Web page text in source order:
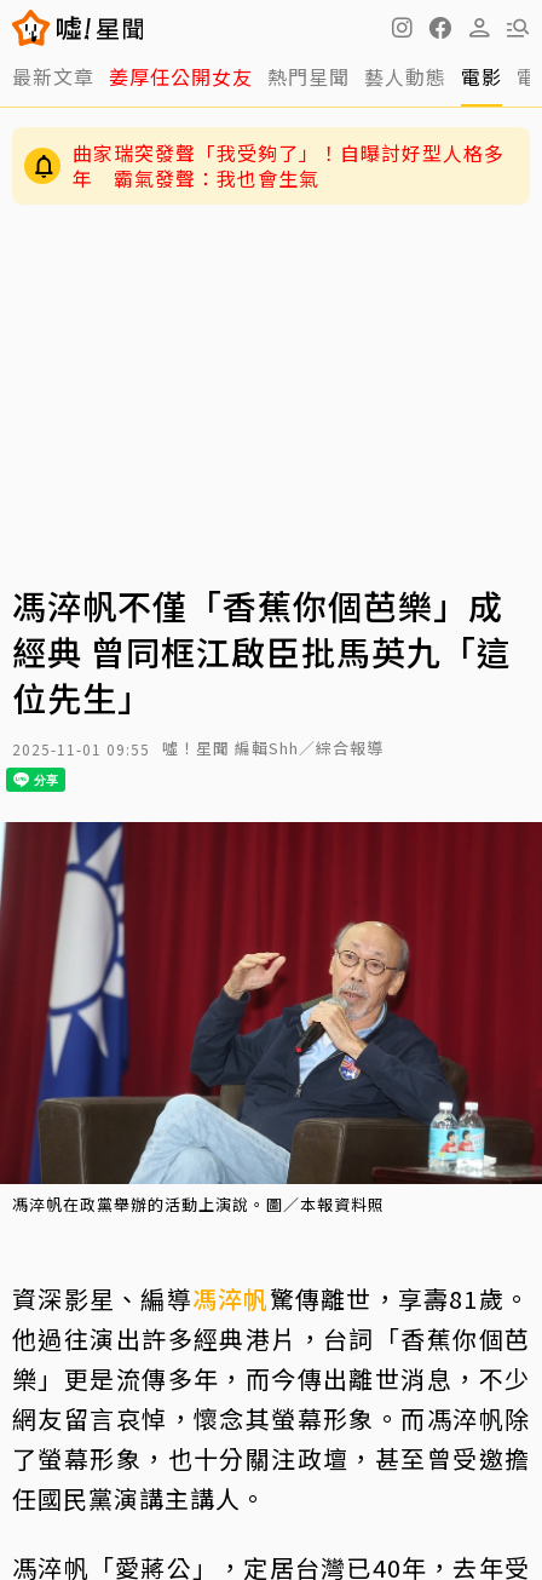
最新文章 姜厚任公開女友 熱門星聞 藝人動態 電影
曲家瑞突發聲「我受夠了」！自曝討好型人格多
年 霸氣發聲：我也會生氣
馮淬帆不僅「香蕉你個芭樂」成
經典 曾同框江啟臣批馬英九「這
位先生」
2025-11-01 09:55 噓！星聞 編輯Shh／綜合報導
馮淬帆在政黨舉辦的活動上演說。圖／本報資料照
資深影星、編導馮淬帆驚傳離世，享壽81歲。
他過往演出許多經典港片，台詞「香蕉你個芭
樂」更是流傳多年，而今傳出離世消息，不少
網友留言哀悼，懷念其螢幕形象。而馮淬帆除
了螢幕形象，也十分關注政壇，甚至曾受邀擔
任國民黨演講主講人。
馮淬帆「愛蔣公」，定居台灣已40年，去年受